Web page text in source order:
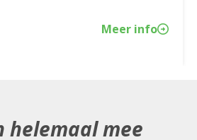
Meer info
helemaal mee